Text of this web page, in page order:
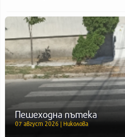
Пешеходна пътека
07 август 2026 | Николова